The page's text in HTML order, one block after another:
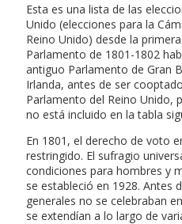
Esta es una lista de las
Unido (elecciones para la
Reino Unido) desde la
Parlamento de 1801-1802
antiguo Parlamento de Gran
Irlanda, antes de ser
Parlamento del Reino Unido,
no está incluido en la tabla
En 1801, el derecho de voto
restringido. El sufragio
condiciones para hombres y
se estableció en 1928. Antes
generales no se celebraban
se extendían a lo largo de